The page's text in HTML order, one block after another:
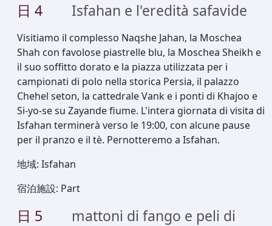
日 4 Isfahan e l'eredità safavide
Visitiamo il complesso Naqshe Jahan, la Moschea
Shah con favolose piastrelle blu, la Moschea Sheikh e
il suo soffitto dorato e la piazza utilizzata per i
campionati di polo nella storica Persia, il palazzo
Chehel seton, la cattedrale Vank e i ponti di Khajoo e
Si-yo-se su Zayande fiume. L'intera giornata di visita di
Isfahan terminerà verso le 19:00, con alcune pause
per il pranzo e il tè. Pernotteremo a Isfahan.
地域: Isfahan
宿泊施設: Part
日 5
mattoni di fango e peli di